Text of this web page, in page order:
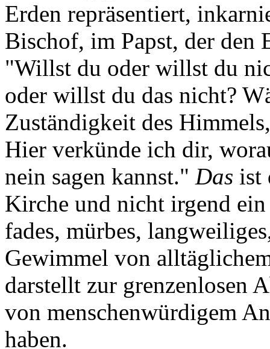
Erden repräsentiert,
Bischof, im Papst, der den
"Willst du oder willst du
oder willst du das nicht?
Zuständigkeit des
Hier verkünde ich dir,
nein sagen kannst." Das ist
Kirche und nicht irgend
fades, mürbes,
Gewimmel von
darstellt zur grenzenlosen
von menschenwürdigem
haben.